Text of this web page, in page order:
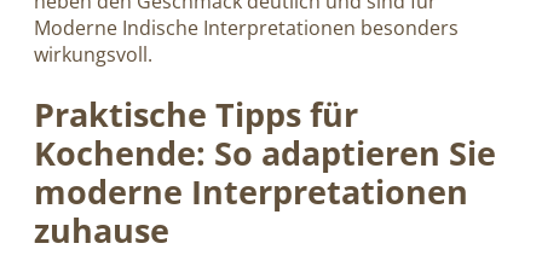
Moderne Indische Interpretationen besonders
wirkungsvoll.
Praktische Tipps für
Kochende: So adaptieren Sie
moderne Interpretationen
zuhause